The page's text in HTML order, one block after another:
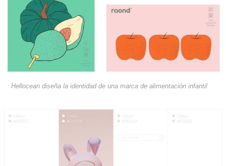
Hellocean diseña la identidad de una marca de alimentación infantil